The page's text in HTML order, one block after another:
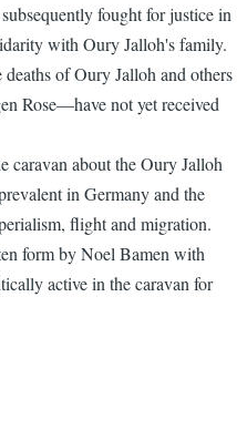
fought for justice in
with Oury Jalloh's family.
of Oury Jalloh and others
Rose—have not yet received
caravan about the Oury Jalloh
in Germany and the
flight and migration.
form by Noel Bamen with
active in the caravan for